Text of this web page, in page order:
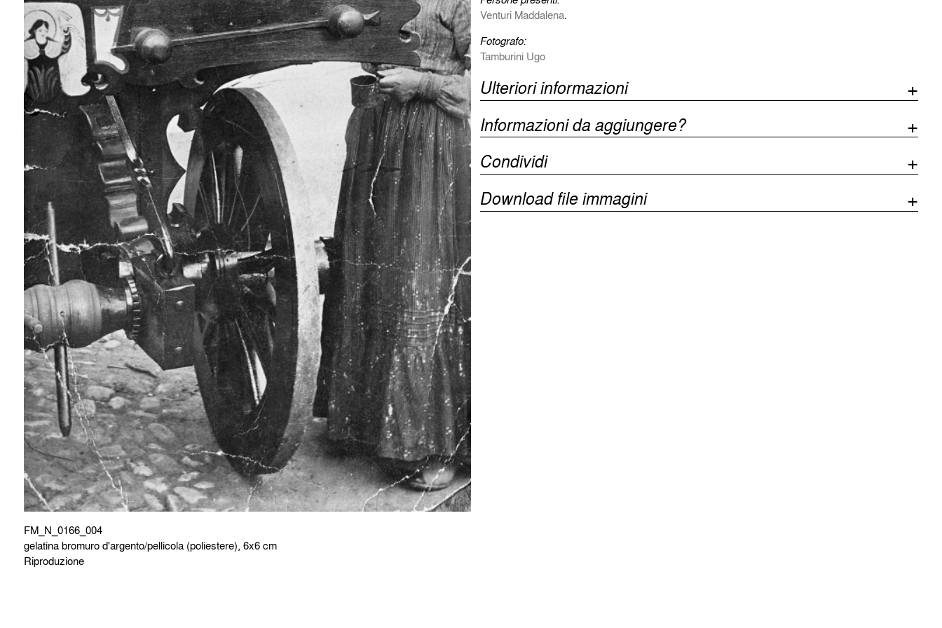
FM_N_0166_004
gelatina bromuro d'argento/pellicola (poliestere), 6x6 cm
Riproduzione
Venturi Maddalena.
Fotografo:
Tamburini Ugo
Ulteriori informazioni
Informazioni da aggiungere?
Condividi
Download file immagini